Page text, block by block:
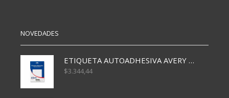
NOVEDADES
ETIQUETA AUTOADHESIVA AVERY 3026 30H 20 X 70
$3.344,44